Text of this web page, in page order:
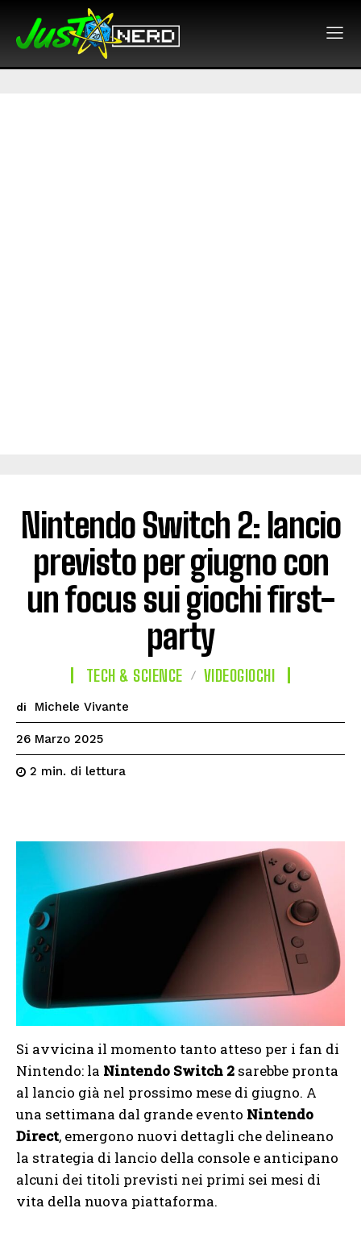
Nintendo Switch 2: lancio
previsto per giugno con
un focus sui giochi first-
party
TECH & SCIENCE VIDEOGIOCHI
di Michele Vivante
26 Marzo 2025
2 min. di lettura
Si avvicina il momento tanto atteso per i fan di
Nintendo: la Nintendo Switch 2 sarebbe pronta
al lancio già nel prossimo mese di giugno. A
una settimana dal grande evento Nintendo
Direct, emergono nuovi dettagli che delineano
la strategia di lancio della console e anticipano
alcuni dei titoli previsti nei primi sei mesi di
vita della nuova piattaforma.